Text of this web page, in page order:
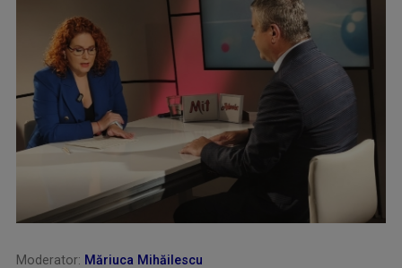
Moderator: Măriuca Mihăilescu